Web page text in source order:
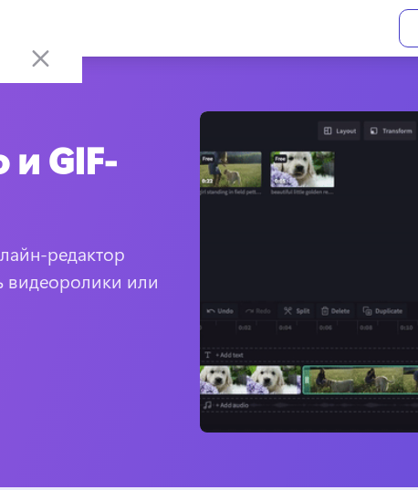
GIF-
редактор
видеоролики или